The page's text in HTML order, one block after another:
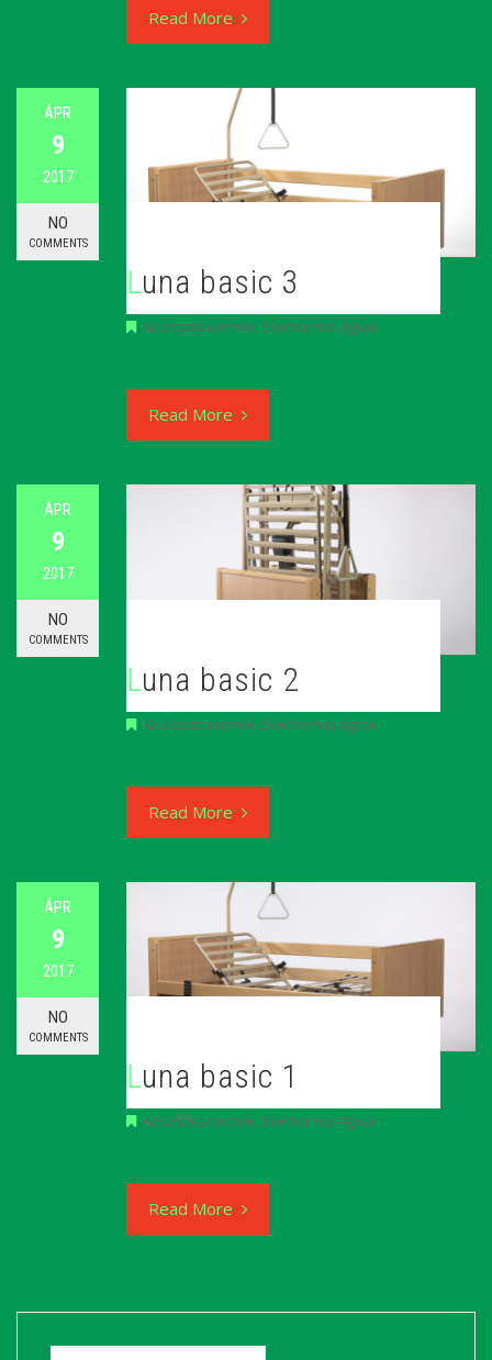
Read More
ÁPR
9
2017
NO
COMMENTS
Luna basic 3
Az összes termék, Elektromos ágyak
Read More
ÁPR
9
2017
NO
COMMENTS
Luna basic 2
Az összes termék, Elektromos ágyak
Read More
ÁPR
9
2017
NO
COMMENTS
Luna basic 1
Az összes termék, Elektromos ágyak
Read More